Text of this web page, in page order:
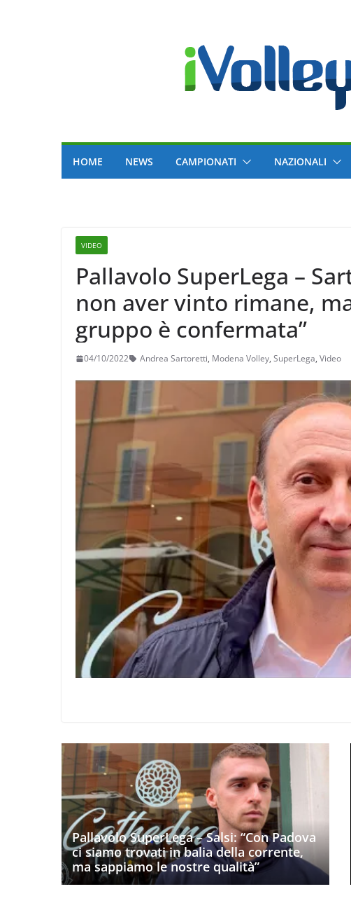
HOME NEWS CAMPIONATI NAZIONALI
VIDEO
Pallavolo SuperLega –
non aver vinto rimane,
gruppo è confermata”
04/10/2022 Andrea Sartoretti, Modena Volley, SuperLega, Video
Pallavolo SuperLega – Salsi: “Con Padova
ci siamo trovati in balia della corrente,
ma sappiamo le nostre qualità”